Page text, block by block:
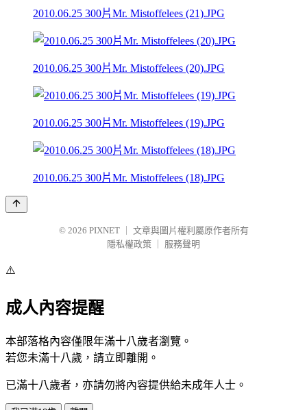
2010.06.25 300片Mr. Mistoffelees (21).JPG
2010.06.25 300片Mr. Mistoffelees (20).JPG
2010.06.25 300片Mr. Mistoffelees (19).JPG
2010.06.25 300片Mr. Mistoffelees (18).JPG
© 2026 PIXNET
文章與圖片權利屬原作者所有
隱私權政策
服務聲明
⚠️
成人內容提醒
本部落格內容僅限年滿十八歲者瀏覽。
若您未滿十八歲，請立即離開。
已滿十八歲者，亦請勿將內容提供給未成年人士。